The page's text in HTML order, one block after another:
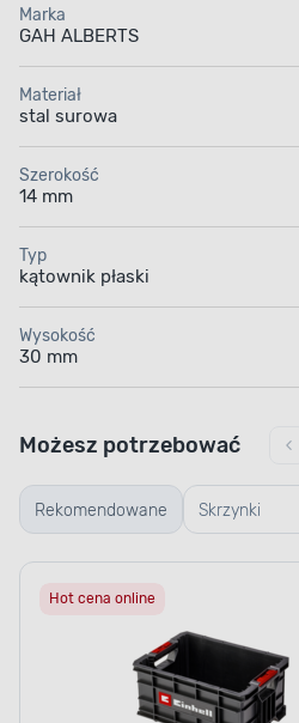
Marka
GAH ALBERTS
Materiał
stal surowa
Szerokość
14 mm
Typ
kątownik płaski
Wysokość
30 mm
Rekomendowane Skrzynki
warsztatowe
Możesz potrzebować
Hot cena online